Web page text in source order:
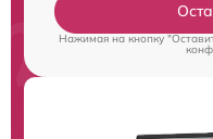
Нажимая на кнопку